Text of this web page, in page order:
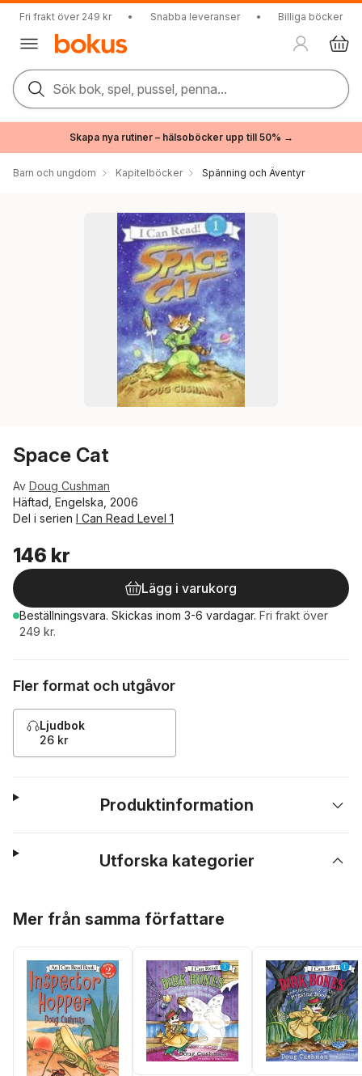
Fri frakt över 249 kr • Snabba leveranser • Billiga böcker
Sök bok, spel, pussel, penna...
Skapa nya rutiner – hälsoböcker upp till 50% →
Barn och ungdom Kapitelböcker Spänning och Äventyr
Space Cat
Av Doug Cushman
Häftad, Engelska, 2006
Del i serien I Can Read Level 1
146 kr
Lägg i varukorg
Beställningsvara. Skickas inom 3-6 vardagar. Fri frakt över
249 kr.
Fler format och utgåvor
Ljudbok
26 kr
Produktinformation
Utforska kategorier
Mer från samma författare